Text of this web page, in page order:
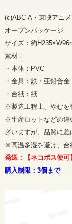
(c)ABC-A・東映アニ
オープンパッケージ
サイズ：約
素材：
・本体：PVC
・金具：鉄・亜鉛合金
・台紙：紙
※製造工程上、やむを
※生産ロットなどの違
ざいますが、品質に差
※高温多湿を避け、台
発送：【ネコポス便可
購入制限：3個まで